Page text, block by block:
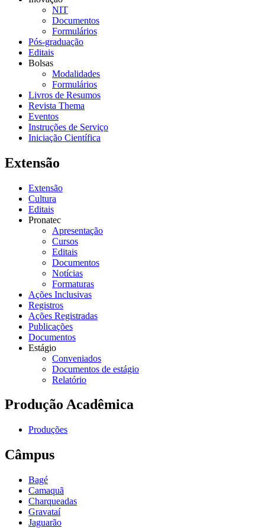
NIT
Documentos
Formulários
Pós-graduação
Editais
Bolsas
Modalidades
Formulários
Livros de Resumos
Revista Thema
Eventos
Instruções de Serviço
Iniciação Científica
Extensão
Extensão
Cultura
Editais
Pronatec
Apresentação
Cursos
Editais
Documentos
Notícias
Formaturas
Ações Inclusivas
Registros
Ações Registradas
Publicações
Documentos
Estágio
Conveniados
Documentos de estágio
Relatório
Produção Acadêmica
Produções
Câmpus
Bagé
Camaquã
Charqueadas
Gravataí
Jaguarão